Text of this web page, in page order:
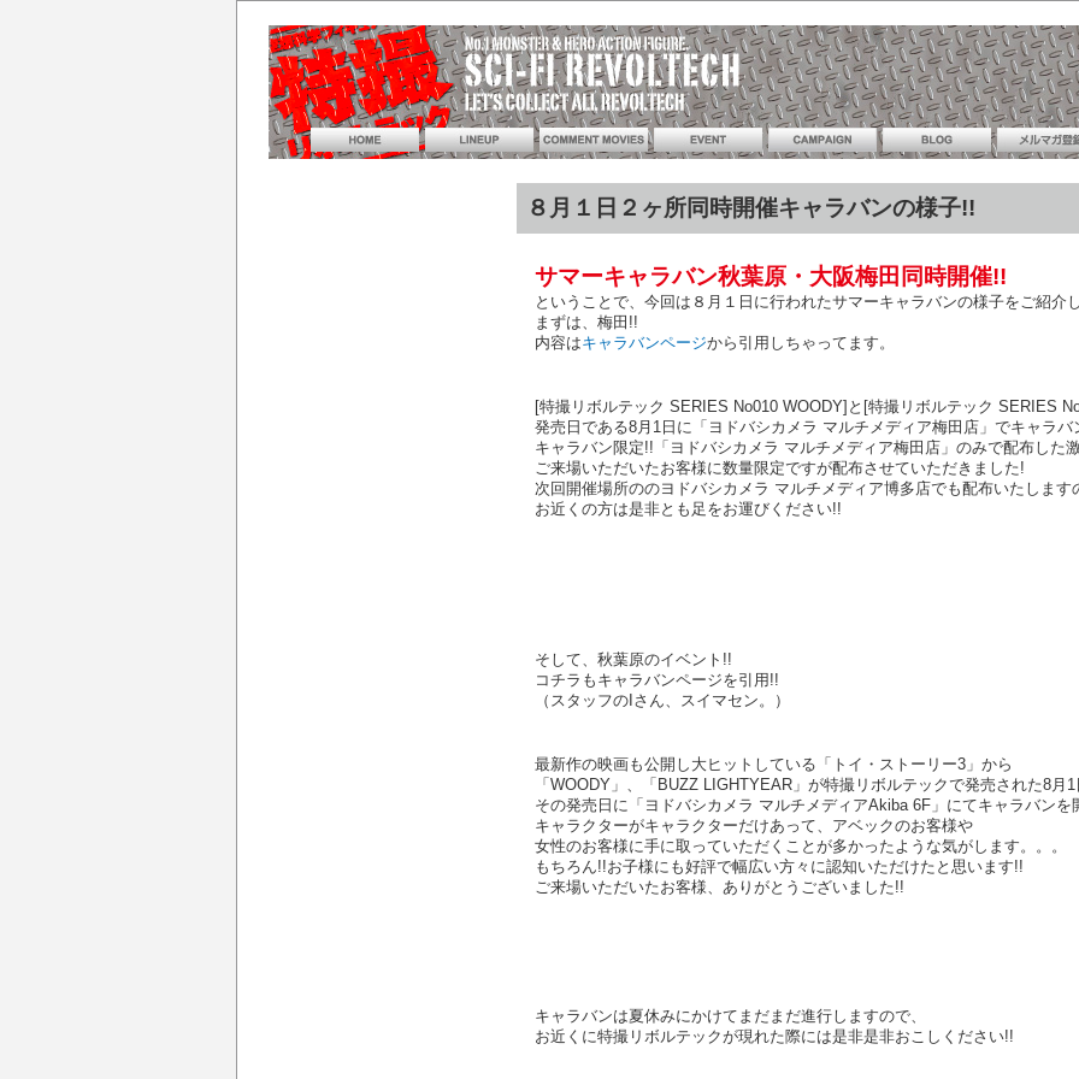
８月１日２ヶ所同時開催キャラバンの様子!!
サマーキャラバン秋葉原・大阪梅田同時開催!!
ということで、今回は８月１日に行われたサマーキャラバンの様子をご紹介
まずは、梅田!!
内容はキャラバンページから引用しちゃってます。
[特撮リボルテック SERIES No010 WOODY]と[特撮リボルテック SERIES
発売日である8月1日に「ヨドバシカメラ マルチメディア梅田店」でキャラバ
キャラバン限定!!「ヨドバシカメラ マルチメディア梅田店」のみで配布した
ご来場いただいたお客様に数量限定ですが配布させていただきました!
次回開催場所ののヨドバシカメラ マルチメディア博多店でも配布いたします
お近くの方は是非とも足をお運びください!!
そして、秋葉原のイベント!!
コチラもキャラバンページを引用!!
（スタッフのIさん、スイマセン。）
最新作の映画も公開し大ヒットしている「トイ・ストーリー3」から
「WOODY」、「BUZZ LIGHTYEAR」が特撮リボルテックで発売された8月1
その発売日に「ヨドバシカメラ マルチメディアAkiba 6F」にてキャラバンを
キャラクターがキャラクターだけあって、アベックのお客様や
女性のお客様に手に取っていただくことが多かったような気がします。。。
もちろん!!お子様にも好評で幅広い方々に認知いただけたと思います!!
ご来場いただいたお客様、ありがとうございました!!
キャラバンは夏休みにかけてまだまだ進行しますので、
お近くに特撮リボルテックが現れた際には是非是非おこしください!!